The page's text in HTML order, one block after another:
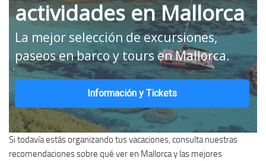
actividades en Mallorca
La mejor selección de excursiones,
paseos en barco y tours en Mallorca.
Información y Tickets
Si todavía estás organizando tus vacaciones, consulta nuestras
recomendaciones sobre qué ver en Mallorca y las mejores